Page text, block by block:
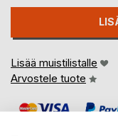
Lisää muistilistalle
Arvostele tuote